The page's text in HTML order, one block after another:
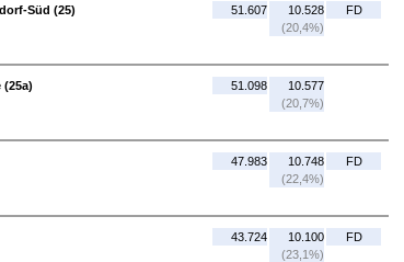
Süd (25)
51.607
10.528
(20,4%)
FD
(25a)
51.098
10.577
(20,7%)
47.983
10.748
(22,4%)
FD
43.724
10.100
(23,1%)
FD